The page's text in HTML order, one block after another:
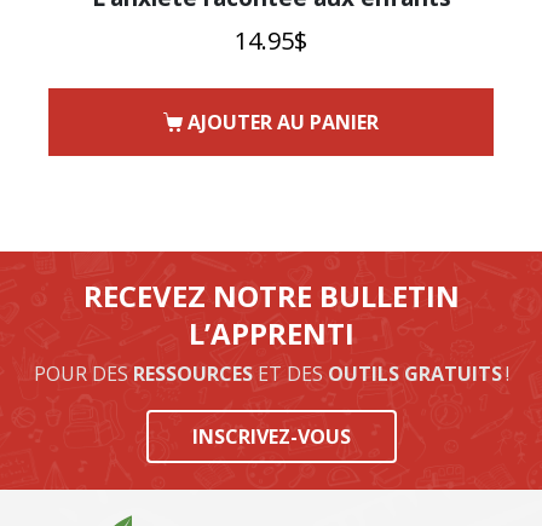
14.95$
AJOUTER AU PANIER
RECEVEZ NOTRE BULLETIN
L’APPRENTI
POUR DES RESSOURCESET DES OUTILS GRATUITS!
INSCRIVEZ-VOUS